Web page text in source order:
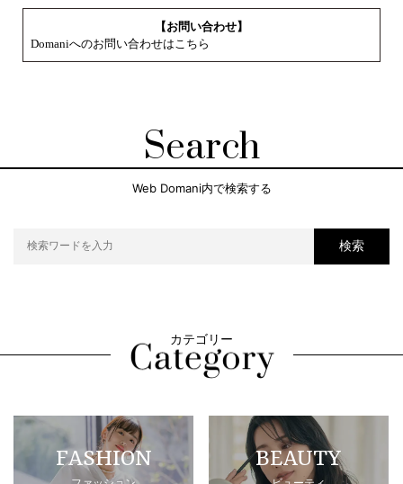
【お問い合わせ】
Domaniへのお問い合わせはこちら
Search
Web Domani内で検索する
検索
カテゴリー
FASHION BEAUTY